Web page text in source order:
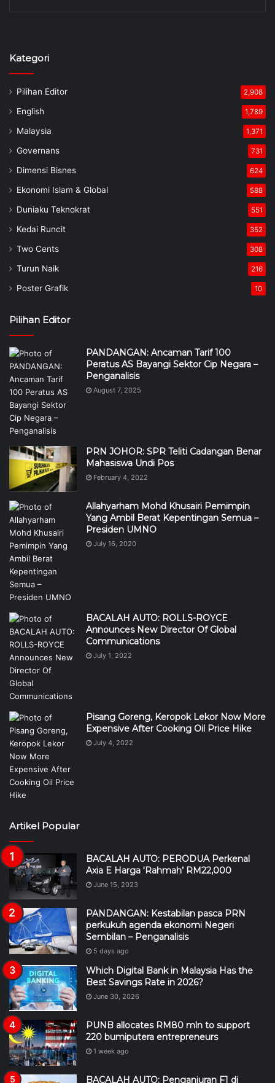
Kategori
Pilihan Editor 2,908
English 1,789
Malaysia 1,371
Governans 731
Dimensi Bisnes 624
Ekonomi Islam & Global 588
Duniaku Teknokrat 551
Kedai Runcit 352
Two Cents 308
Turun Naik 216
Poster Grafik 10
Pilihan Editor
PANDANGAN: Ancaman Tarif 100
Peratus AS Bayangi Sektor Cip Negara –
Penganalisis
August 7, 2025
PRN JOHOR: SPR Teliti Cadangan Benar
Mahasiswa Undi Pos
February 4, 2022
Allahyarham Mohd Khusairi Pemimpin
Yang Ambil Berat Kepentingan Semua –
Presiden UMNO
July 16, 2020
BACALAH AUTO: ROLLS-ROYCE
Announces New Director Of Global
Communications
July 1, 2022
Pisang Goreng, Keropok Lekor Now More
Expensive After Cooking Oil Price Hike
July 4, 2022
Artikel Popular
BACALAH AUTO: PERODUA Perkenal
Axia E Harga ‘Rahmah’ RM22,000
June 15, 2023
PANDANGAN: Kestabilan pasca PRN
perkukuh agenda ekonomi Negeri
Sembilan – Penganalisis
5 days ago
Which Digital Bank in Malaysia Has the
Best Savings Rate in 2026?
June 30, 2026
PUNB allocates RM80 mln to support
220 bumiputera entrepreneurs
1 week ago
BACALAH AUTO: Penganjuran F1 di